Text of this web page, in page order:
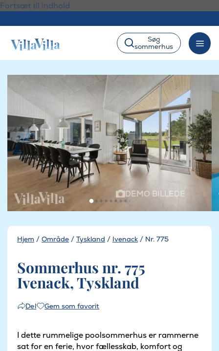
Fortsæt til indhold
Søg
sommerhus
DEMO BILLEDE
Hjem / Område / Tyskland / Ivenack / Nr. 775
Sommerhus nr. 775
Ivenack, Tyskland
Del Gem som favorit
I dette rummelige poolsommerhus er rammerne
sat for en ferie, hvor fællesskab, komfort og